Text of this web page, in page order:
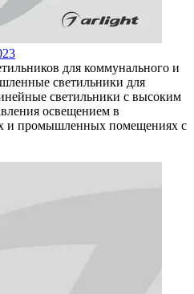
для коммунального и
светильники для
светильники с высоким
освещением в
и промышленных помещениях с